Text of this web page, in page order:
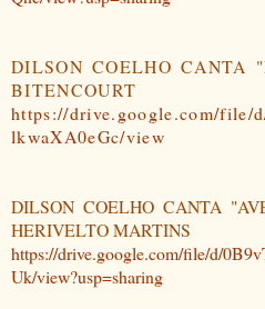
DILSON COELHO CANTA
BITENCOURT
https://drive.google.com/file/
lkwaXA0eGc/view
DILSON COELHO CANTA
HERIVELTO MARTINS
https://drive.google.com/file/d/
Uk/view?usp=sharing